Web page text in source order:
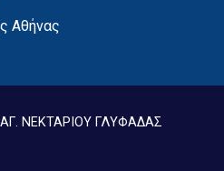
Αθήνας
ΝΕΚΤΑΡΙΟΥ ΓΛΥΦΑΔΑΣ